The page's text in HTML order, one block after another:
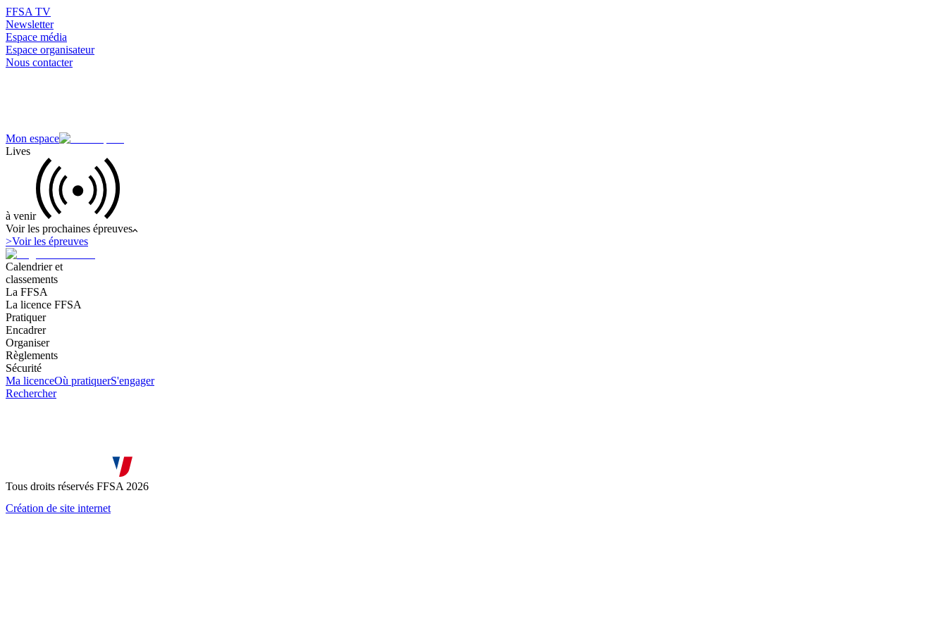
FFSA TV
Newsletter
Espace média
Espace organisateur
Nous contacter
Mon espace
Lives
à venir
Voir les prochaines épreuves
>Voir les épreuves
Calendrier et
classements
La FFSA
La licence FFSA
Pratiquer
Encadrer
Organiser
Règlements
Sécurité
Ma licenceOù pratiquerS'engager
Rechercher
Tous droits réservés FFSA 2026
Création de site internet